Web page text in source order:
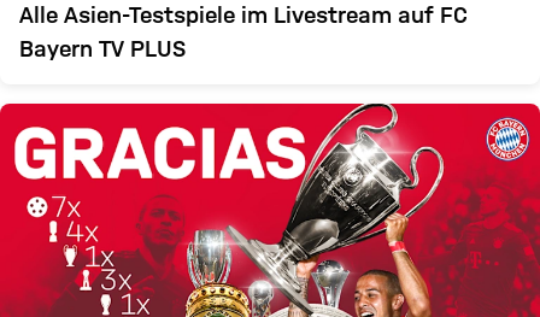
Alle Asien-Testspiele im Livestream auf FC
Bayern TV PLUS